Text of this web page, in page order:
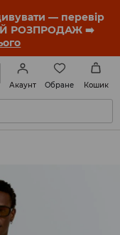
деталі акції
записі 💸
Акаунт Обране Кошик